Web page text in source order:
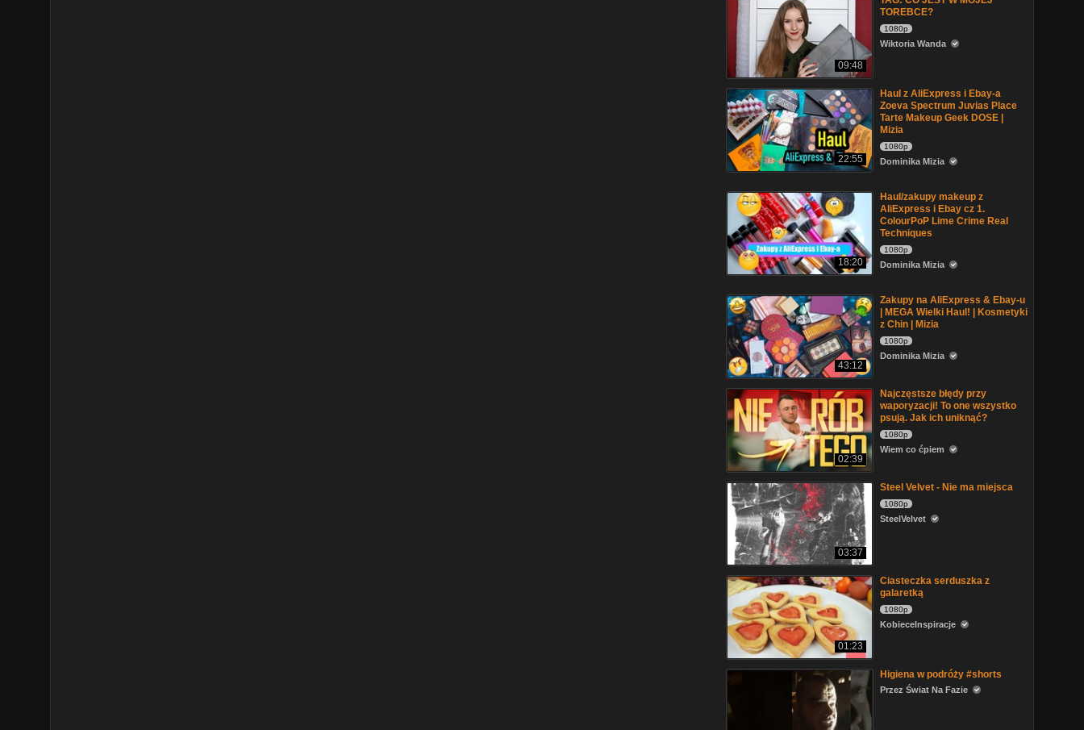
09:48
TOREBCE?
1080p
Wiktoria Wanda
22:55
Haul z AliExpress i Ebay-a
Zoeva Spectrum Juvias Place
Tarte Makeup Geek DOSE |
Mizia
1080p
Dominika Mizia
18:20
Haul/zakupy makeup z
AliExpress i Ebay cz 1.
ColourPoP Lime Crime Real
Techniques
1080p
Dominika Mizia
43:12
Zakupy na AliExpress & Ebay-u
| MEGA Wielki Haul! | Kosmetyki
z Chin | Mizia
1080p
Dominika Mizia
02:39
Najczęstsze błędy przy
waporyzacji! To one wszystko
psują. Jak ich uniknąć?
1080p
Wiem co ćpiem
03:37
Steel Velvet - Nie ma miejsca
1080p
SteelVelvet
01:23
Ciasteczka serduszka z
galaretką
1080p
KobieceInspiracje
Higiena w podróży #shorts
Przez Świat Na Fazie